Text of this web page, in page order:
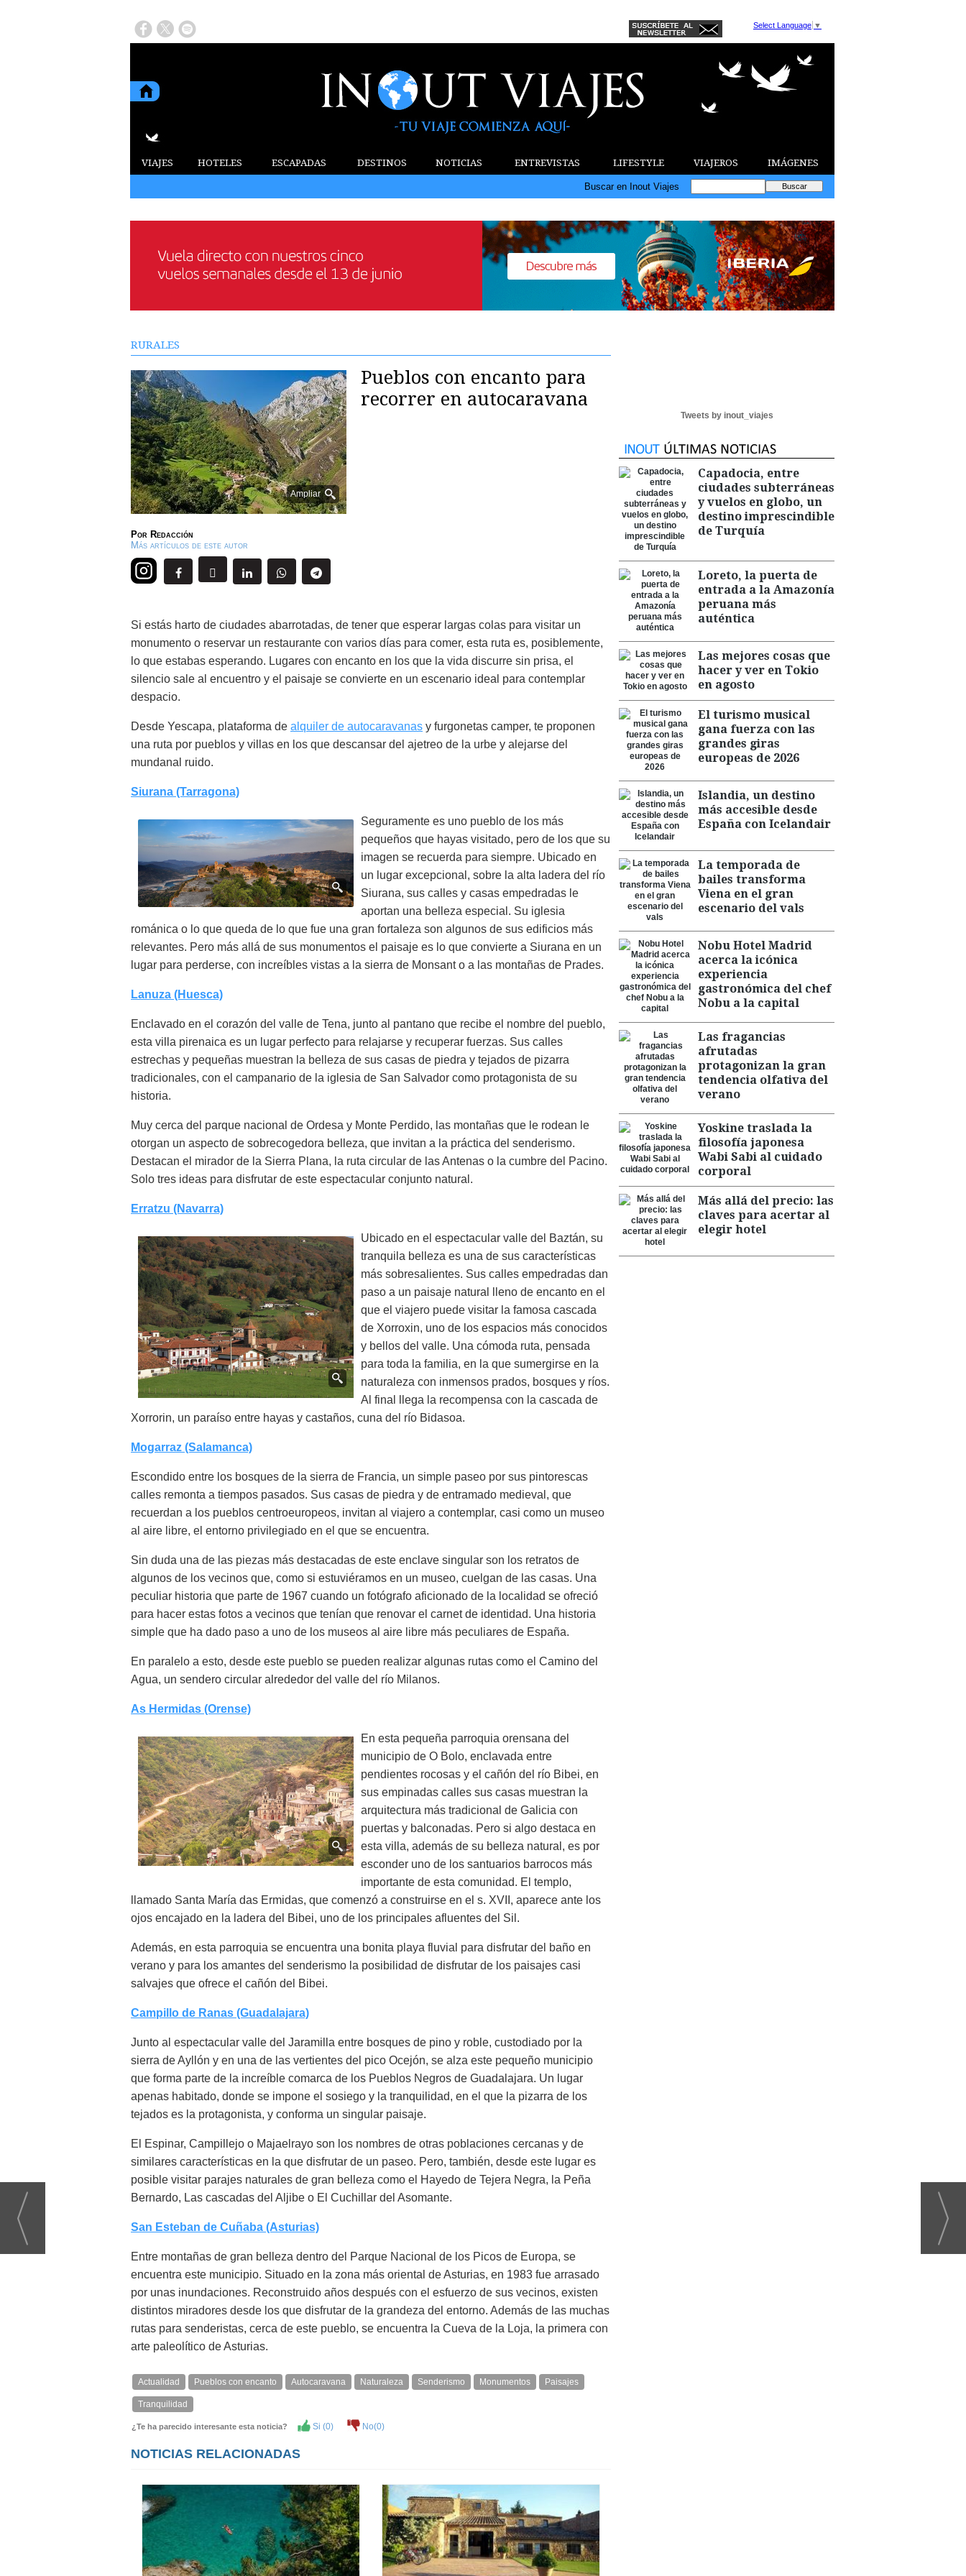
Select Language ▼
VIAJES HOTELES ESCAPADAS DESTINOS NOTICIAS ENTREVISTAS LIFESTYLE VIAJEROS IMÁGENES
Buscar en Inout Viajes
RURALES
Ampliar
Pueblos con encanto para
recorrer en autocaravana
Por Redacción
Más artículos de este autor
Si estás harto de ciudades abarrotadas, de tener que esperar largas colas para visitar un
monumento o reservar un restaurante con varios días para comer, esta ruta es, posiblemente,
lo que estabas esperando. Lugares con encanto en los que la vida discurre sin prisa, el
silencio sale al encuentro y el paisaje se convierte en un escenario ideal para contemplar
despacio.
Desde Yescapa, plataforma de alquiler de autocaravanas y furgonetas camper, te proponen
una ruta por pueblos y villas en los que descansar del ajetreo de la urbe y alejarse del
mundanal ruido.
Siurana (Tarragona)
Seguramente es uno pueblo de los más
pequeños que hayas visitado, pero de los que su
imagen se recuerda para siempre. Ubicado en
un lugar excepcional, sobre la alta ladera del río
Siurana, sus calles y casas empedradas le
aportan una belleza especial. Su iglesia
románica o lo que queda de lo que fue una gran fortaleza son algunos de sus edificios más
relevantes. Pero más allá de sus monumentos el paisaje es lo que convierte a Siurana en un
lugar para perderse, con increíbles vistas a la sierra de Monsant o a las montañas de Prades.
Lanuza (Huesca)
Enclavado en el corazón del valle de Tena, junto al pantano que recibe el nombre del pueblo,
esta villa pirenaica es un lugar perfecto para relajarse y recuperar fuerzas. Sus calles
estrechas y pequeñas muestran la belleza de sus casas de piedra y tejados de pizarra
tradicionales, con el campanario de la iglesia de San Salvador como protagonista de su
historia.
Muy cerca del parque nacional de Ordesa y Monte Perdido, las montañas que le rodean le
otorgan un aspecto de sobrecogedora belleza, que invitan a la práctica del senderismo.
Destacan el mirador de la Sierra Plana, la ruta circular de las Antenas o la cumbre del Pacino.
Solo tres ideas para disfrutar de este espectacular conjunto natural.
Erratzu (Navarra)
Ubicado en el espectacular valle del Baztán, su
tranquila belleza es una de sus características
más sobresalientes. Sus calles empedradas dan
paso a un paisaje natural lleno de encanto en el
que el viajero puede visitar la famosa cascada
de Xorroxin, uno de los espacios más conocidos
y bellos del valle. Una cómoda ruta, pensada
para toda la familia, en la que sumergirse en la
naturaleza con inmensos prados, bosques y ríos.
Al final llega la recompensa con la cascada de
Xorrorin, un paraíso entre hayas y castaños, cuna del río Bidasoa.
Mogarraz (Salamanca)
Escondido entre los bosques de la sierra de Francia, un simple paseo por sus pintorescas
calles remonta a tiempos pasados. Sus casas de piedra y de entramado medieval, que
recuerdan a los pueblos centroeuropeos, invitan al viajero a contemplar, casi como un museo
al aire libre, el entorno privilegiado en el que se encuentra.
Sin duda una de las piezas más destacadas de este enclave singular son los retratos de
algunos de los vecinos que, como si estuviéramos en un museo, cuelgan de las casas. Una
peculiar historia que parte de 1967 cuando un fotógrafo aficionado de la localidad se ofreció
para hacer estas fotos a vecinos que tenían que renovar el carnet de identidad. Una historia
simple que ha dado paso a uno de los museos al aire libre más peculiares de España.
En paralelo a esto, desde este pueblo se pueden realizar algunas rutas como el Camino del
Agua, un sendero circular alrededor del valle del río Milanos.
As Hermidas (Orense)
En esta pequeña parroquia orensana del
municipio de O Bolo, enclavada entre
pendientes rocosas y el cañón del río Bibei, en
sus empinadas calles sus casas muestran la
arquitectura más tradicional de Galicia con
puertas y balconadas. Pero si algo destaca en
esta villa, además de su belleza natural, es por
esconder uno de los santuarios barrocos más
importante de esta comunidad. El templo,
llamado Santa María das Ermidas, que comenzó a construirse en el s. XVII, aparece ante los
ojos encajado en la ladera del Bibei, uno de los principales afluentes del Sil.
Además, en esta parroquia se encuentra una bonita playa fluvial para disfrutar del baño en
verano y para los amantes del senderismo la posibilidad de disfrutar de los paisajes casi
salvajes que ofrece el cañón del Bibei.
Campillo de Ranas (Guadalajara)
Junto al espectacular valle del Jaramilla entre bosques de pino y roble, custodiado por la
sierra de Ayllón y en una de las vertientes del pico Ocejón, se alza este pequeño municipio
que forma parte de la increíble comarca de los Pueblos Negros de Guadalajara. Un lugar
apenas habitado, donde se impone el sosiego y la tranquilidad, en el que la pizarra de los
tejados es la protagonista, y conforma un singular paisaje.
El Espinar, Campillejo o Majaelrayo son los nombres de otras poblaciones cercanas y de
similares características en la que disfrutar de un paseo. Pero, también, desde este lugar es
posible visitar parajes naturales de gran belleza como el Hayedo de Tejera Negra, la Peña
Bernardo, Las cascadas del Aljibe o El Cuchillar del Asomante.
San Esteban de Cuñaba (Asturias)
Entre montañas de gran belleza dentro del Parque Nacional de los Picos de Europa, se
encuentra este municipio. Situado en la zona más oriental de Asturias, en 1983 fue arrasado
por unas inundaciones. Reconstruido años después con el esfuerzo de sus vecinos, existen
distintos miradores desde los que disfrutar de la grandeza del entorno. Además de las muchas
rutas para senderistas, cerca de este pueblo, se encuentra la Cueva de la Loja, la primera con
arte paleolítico de Asturias.
Actualidad Pueblos con encanto Autocaravana Naturaleza Senderismo Monumentos Paisajes
Tranquilidad
¿Te ha parecido interesante esta noticia? Si (0) No(0)
NOTICIAS RELACIONADAS
Tweets by inout_viajes
Capadocia, entre
ciudades subterráneas
y vuelos en globo, un
destino imprescindible
de Turquía
Loreto, la puerta de
entrada a la Amazonía
peruana más
auténtica
Las mejores cosas que
hacer y ver en Tokio
en agosto
El turismo musical
gana fuerza con las
grandes giras
europeas de 2026
Islandia, un destino
más accesible desde
España con Icelandair
La temporada de
bailes transforma
Viena en el gran
escenario del vals
Nobu Hotel Madrid
acerca la icónica
experiencia
gastronómica del chef
Nobu a la capital
Las fragancias
afrutadas
protagonizan la gran
tendencia olfativa del
verano
Yoskine traslada la
filosofía japonesa
Wabi Sabi al cuidado
corporal
Más allá del precio: las
claves para acertar al
elegir hotel